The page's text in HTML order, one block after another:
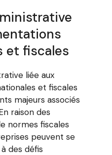
et fiscales
liée aux
et fiscales
majeurs associés
raison des
normes fiscales
peuvent se
des défis